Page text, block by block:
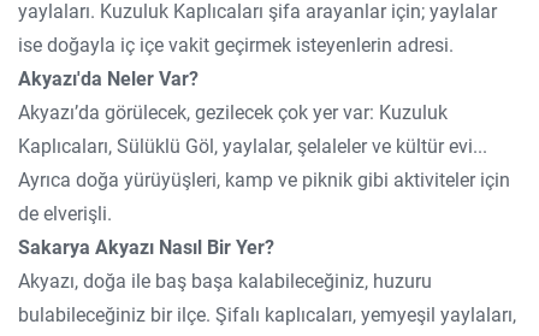
yaylaları. Kuzuluk Kaplıcaları şifa arayanlar için; yaylalar
ise doğayla iç içe vakit geçirmek isteyenlerin adresi.
Akyazı'da Neler Var?
Akyazı’da görülecek, gezilecek çok yer var: Kuzuluk
Kaplıcaları, Sülüklü Göl, yaylalar, şelaleler ve kültür evi...
Ayrıca doğa yürüyüşleri, kamp ve piknik gibi aktiviteler için
de elverişli.
Sakarya Akyazı Nasıl Bir Yer?
Akyazı, doğa ile baş başa kalabileceğiniz, huzuru
bulabileceğiniz bir ilçe. Şifalı kaplıcaları, yemyeşil yaylaları,